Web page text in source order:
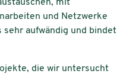
mit
und Netzwerke
sehr aufwändig und bindet
die wir untersucht